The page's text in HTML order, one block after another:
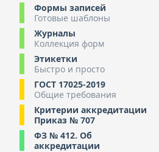
Формы записей
Готовые шаблоны
Журналы
Коллекция форм
Этикетки
Быстро и просто
ГОСТ 17025-2019
Общие требования
Критерии аккредитации
Приказ № 707
ФЗ № 412. Об
аккредитации